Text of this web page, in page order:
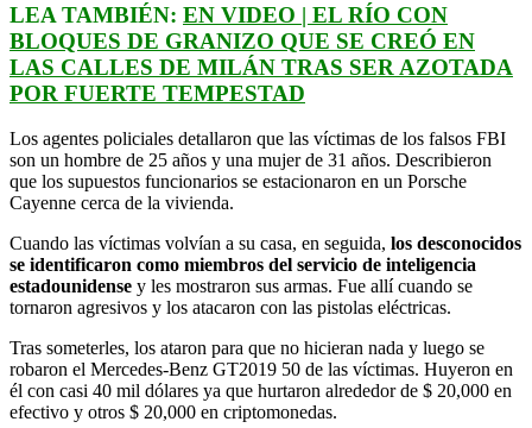
LEA TAMBIÉN: EN VIDEO | EL RÍO CON
BLOQUES DE GRANIZO QUE SE CREÓ EN
LAS CALLES DE MILÁN TRAS SER AZOTADA
POR FUERTE TEMPESTAD
Los agentes policiales detallaron que las víctimas de los falsos FBI
son un hombre de 25 años y una mujer de 31 años. Describieron
que los supuestos funcionarios se estacionaron en un Porsche
Cayenne cerca de la vivienda.
Cuando las víctimas volvían a su casa, en seguida, los desconocidos
se identificaron como miembros del servicio de inteligencia
estadounidense y les mostraron sus armas. Fue allí cuando se
tornaron agresivos y los atacaron con las pistolas eléctricas.
Tras someterles, los ataron para que no hicieran nada y luego se
robaron el Mercedes-Benz GT2019 50 de las víctimas. Huyeron en
él con casi 40 mil dólares ya que hurtaron alrededor de $ 20,000 en
efectivo y otros $ 20,000 en criptomonedas.